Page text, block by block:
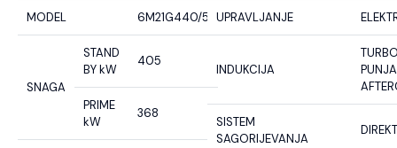
MODEL 6M21G440/5
SNAGA
STAND
BY kW
405
PRIME
kW
368
UPRAVLJANJE
INDUKCIJA
SISTEM
SAGORIJEVANJA